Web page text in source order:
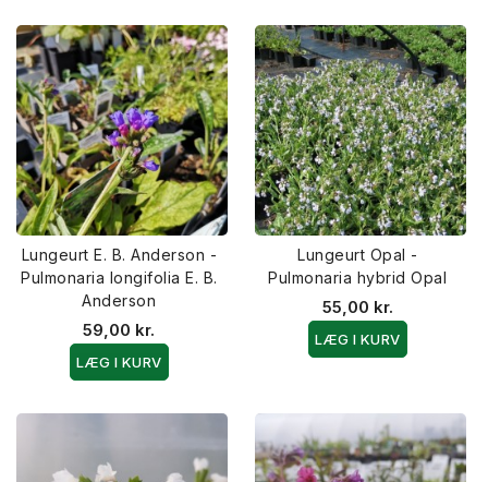
Lungeurt E. B. Anderson -
Pulmonaria longifolia E. B.
Anderson
59,00 kr.
LÆG I KURV
Lungeurt Opal -
Pulmonaria hybrid Opal
55,00 kr.
LÆG I KURV